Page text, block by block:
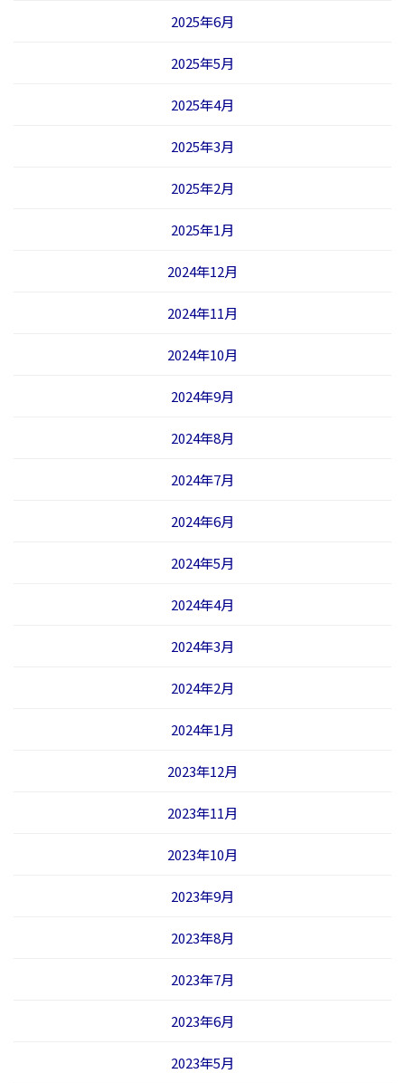
2025年6月
2025年5月
2025年4月
2025年3月
2025年2月
2025年1月
2024年12月
2024年11月
2024年10月
2024年9月
2024年8月
2024年7月
2024年6月
2024年5月
2024年4月
2024年3月
2024年2月
2024年1月
2023年12月
2023年11月
2023年10月
2023年9月
2023年8月
2023年7月
2023年6月
2023年5月